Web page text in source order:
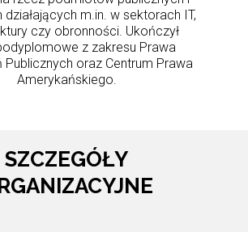
działających m.in. w sektorach IT,
czy obronności. Ukończył
z zakresu Prawa
Publicznych oraz Centrum Prawa
Amerykańskiego.
SZCZEGÓŁY